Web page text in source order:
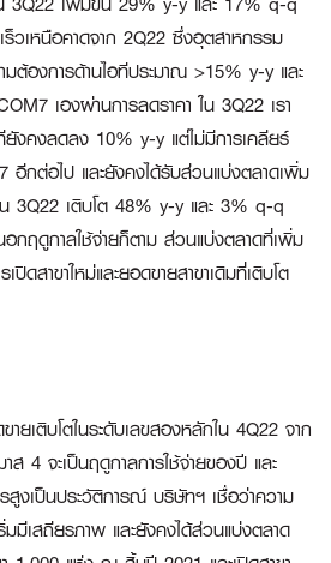
วเหนือคาดจาก 2Q22 ซึ่งอุตสาหกรรม
ต้องการด้านไอทีประมาณ >15% y-y และ
เองผ่านการลดราคา ใน 3Q22 เรา
ยังคงลดลง 10% y-y แต่ไม่มีการเคลียร์
กต่อไป และยังคงได้รับส่วนแบ่งตลาดเพิ่ม
3Q22 เติบโต 48% y-y และ 3% q-q
อกฤดูกาลใช้จ่ายก็ตาม ส่วนแบ่งตลาดที่เพิ่ม
ดสาขาใหม่และยอดขายสาขาเดิมที่เติบโต
เติบโตในระดับเลขสองหลักใน 4Q22 จาก
ส 4 จะเป็นฤดูกาลการใช้จ่ายของปี และ
งเป็นประวัติการณ์ บริษัทฯ เชื่อว่าความ
เสถียรภาพ และยังคงได้ส่วนแบ่งตลาด